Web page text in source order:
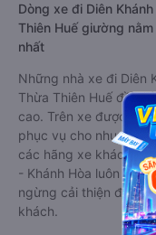
Dòng xe đi Diên
Thiên Huế giường
nhất
Những nhà xe đi Diên
Thừa Thiên Huế đều
cao. Trên xe được
phục vụ cho nhu cầu
các hãng xe khách
- Khánh Hòa luôn chú
ngừng cải thiện để
khách.